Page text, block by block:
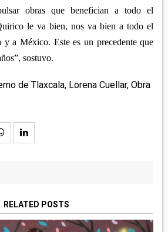
obras que benefician a todo el
le va bien, nos va bien a todo el
a México. Este es un precedente que
sostuvo.
de Tlaxcala, Lorena Cuellar, Obra
RELATED POSTS